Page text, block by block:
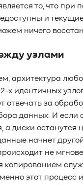
то, что при
и
ничего
узлами
архитектура
х идентичных
отвечать за
данных. И если
а диски останутся
начнет
не
копированием
этот процесс